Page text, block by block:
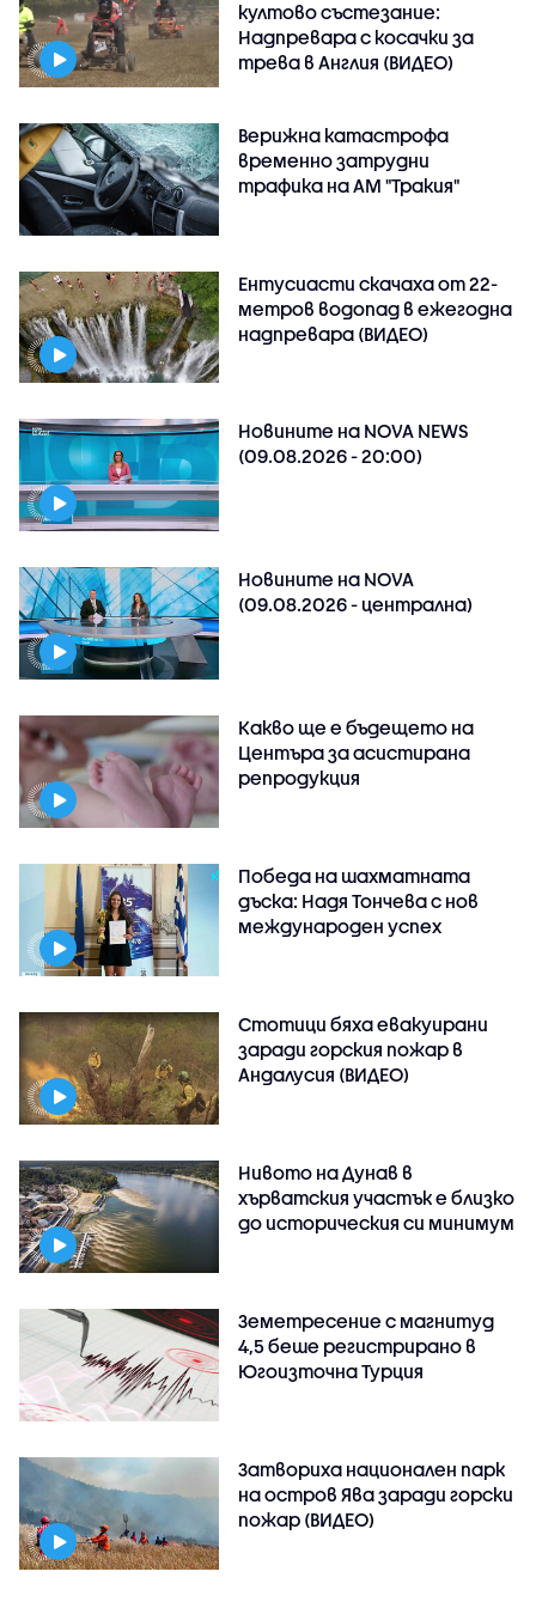
култово състезание:
Надпревара с косачки за
трева в Англия (ВИДЕО)
Верижна катастрофа
временно затрудни
трафика на АМ "Тракия"
Ентусиасти скачаха от 22-
метров водопад в ежегодна
надпревара (ВИДЕО)
Новините на NOVA NEWS
(09.08.2026 - 20:00)
Новините на NOVA
(09.08.2026 - централна)
Какво ще е бъдещето на
Центъра за асистирана
репродукция
Победа на шахматната
дъска: Надя Тончева с нов
международен успех
Стотици бяха евакуирани
заради горския пожар в
Андалусия (ВИДЕО)
Нивото на Дунав в
хърватския участък е близко
до историческия си минимум
Земетресение с магнитуд
4,5 беше регистрирано в
Югоизточна Турция
Затвориха национален парк
на остров Ява заради горски
пожар (ВИДЕО)